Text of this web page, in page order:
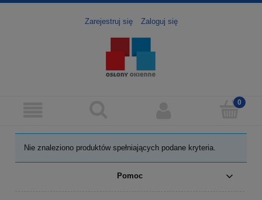
Zarejestruj się Zaloguj się
Nie znaleziono produktów spełniających podane kryteria.
Pomoc